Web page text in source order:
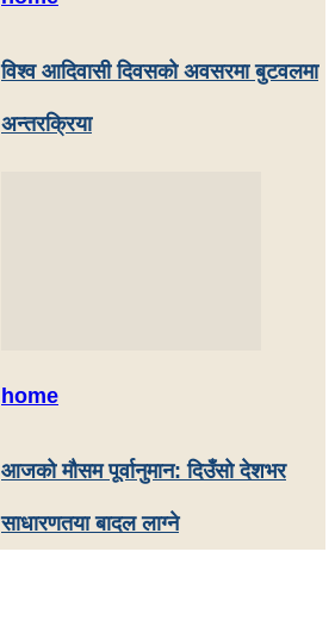
विश्व आदिवासी दिवसको अवसरमा बुटवलमा
अन्तरक्रिया
home
आजको मौसम पूर्वानुमान: दिउँसो देशभर
साधारणतया बादल लाग्ने